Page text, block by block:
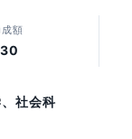
額
社会科